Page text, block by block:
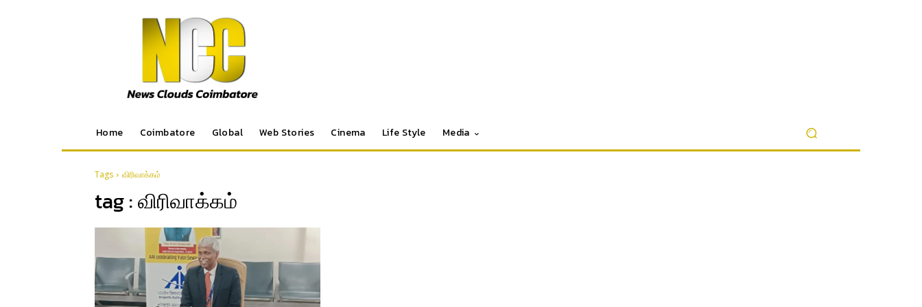
Home Coimbatore Global Web Stories Cinema Life Style Media
Tags விரிவாக்கம்
tag :விரிவாக்கம்